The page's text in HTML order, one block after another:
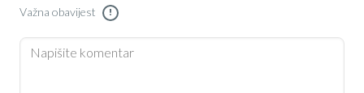
Važna obavijest !